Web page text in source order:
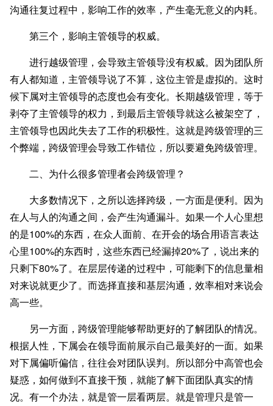
沟通往复过程中，‍‍影响工作的效率，产生毫无意义的内耗。
第三个，影响主管领导的权威。
进行越级管理，会导致主管领导没有权威。因为团队所
有人都知道，主管领导说了不算，这位主管是虚拟的。这时
候下属对主管领导的态度也会有变化。长期越级管理，等于
剥夺了主管领导的权力，到最后主管领导就这么被架空了，
主管领导也因此失去了工作的积极性。这就是跨级管理的三
个弊端，跨级管理会导致工作错位，所以要避免跨级管理。
二、为什么很多管理者会跨级管理？
大多数情况下， 之所以选择跨级，一方面是便利。 因为
在人与人的沟通之间，会产生沟通漏斗。如果一个人心里想
的是100%的东西，在众人面前、在开会的场合用语言表达
心里100%的东西时，这些东西已经漏掉20%了，说出来的
只剩下80%了。在层层传递的过程中，可能剩下的信息量相
对来说就更少了。而选择直接和基层沟通，效率相对来说会
高一些。
另一方面，跨级管理能够帮助更好的了解团队的情况。
根据人性，下属会在领导面前展示自己最美好的一面。如果
对下属偏听偏信，往往会对团队误判。所以部分中高管也会
疑惑，如何做到不直接干预，就能了解下面团队真实的情
况。 有一个办法，就是管一层看两层。 就是管理只是管一